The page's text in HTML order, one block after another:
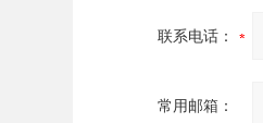
联系电话：
常用邮箱：